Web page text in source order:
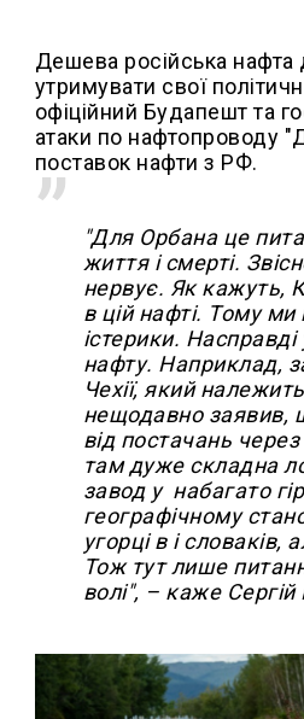
Дешева російська
утримувати свої
офіційний Будапешт та
атаки по нафтопроводу
поставок нафти з РФ.
"Для Орбана це
життя і смерті.
нервує. Як кажуть,
в цій нафті. Тому ми
істерики.
нафту. Наприклад,
Чехії, який
нещодавно заявив,
від постачань
там дуже складна
завод у набагато
географічному
угорці в і словаків,
Тож тут лише
волі", – каже